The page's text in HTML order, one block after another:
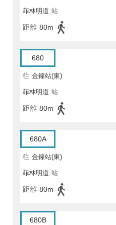
菲林明道 站
距離 80m
680
往 金鐘站(東)
菲林明道 站
距離 80m
680A
往 金鐘站(東)
菲林明道 站
距離 80m
680B